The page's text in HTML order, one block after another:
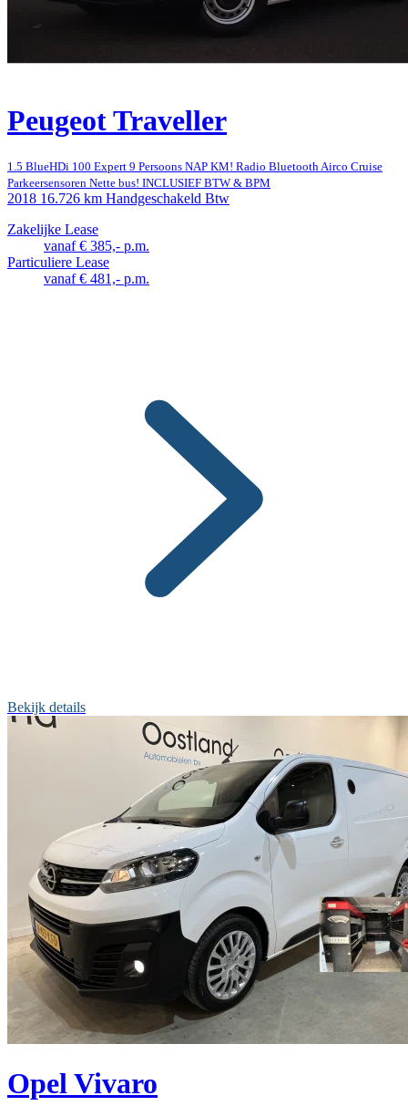
Peugeot Traveller
1.5 BlueHDi 100 Expert 9 Persoons NAP KM! Radio Bluetooth Airco Cruise
Parkeersensoren Nette bus! INCLUSIEF BTW & BPM
2018 16.726 km Handgeschakeld Btw
Zakelijke Lease
vanaf € 385,- p.m.
Particuliere Lease
vanaf € 481,- p.m.
Bekijk details
Opel Vivaro